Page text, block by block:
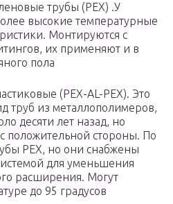
трубы (РЕХ) .У
высокие температурные
Монтируются с
их применяют и в
пола
(PEX-AL-PEX). Это
труб из металлополимеров,
десяти лет назад, но
положительной стороны. По
РЕХ, но они снабжены
для уменьшения
расширения. Могут
до 95 градусов